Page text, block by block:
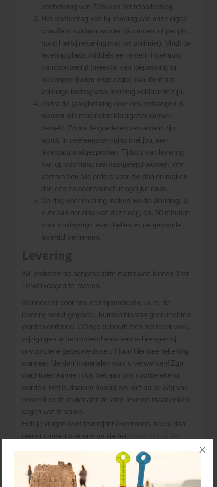
aanbetaling van 20% van het totaalbedrag.
Het restbedrag kan bij levering aan onze eigen
chauffeur voldaan worden (á contant of per pin,
houd hierbij rekening met uw pinlimiet). Vindt de
levering plaats middels een extern ingehuurd
transportbedrijf (meestal van toepassing bij
leveringen buiten onze regio) dan dient het
volledige bedrag vóór levering voldaan te zijn.
Zodra de (aan)betaling door ons ontvangen is,
worden alle materialen klaargezet danwel
besteld. Zodra de goederen verzameld zijn
wordt, in overeenstemming met jou, een
leverdatum afgesproken. Tijdstip van levering
kan op voorhand niet vastgelegd worden. We
verzamelen alle orders voor die dag en maken
dan een zo economisch mogelijke route.
De dag voor levering maken we de planning. U
kunt aan het eind van deze dag, ca. 30 minuten
voor sluitingstijd, even bellen en de geplande
levertijd vernemen.
Wij proberen de aangeschafte materialen binnen 3 tot
10 werkdagen te leveren.
Wanneer er door ons een tijdsindicatie i.v.m. de
levering wordt gegeven, kunnen hieraan geen rechten
worden ontleend. L’Ortye behoudt zich het recht voor,
wijzigingen in het routeschema aan te brengen bij
onvoorziene gebeurtenissen. Houd hiermee rekening
wanneer ‘derden’ materialen voor u verwerken! Zgn.
wachturen kunnen dus niet aan ons doorberekend
worden. Het is daarom handig om niet op de dag van
verwerken de materialen te laten leveren maar enkele
dagen van te voren.
Heb je vragen over levertijden/voorraden, neem dan
gerust contact met ons op via het contactformulier
De materialen die je besteld hebt, lossen we
naast de vrachtwagen. Uiteraard probeert de